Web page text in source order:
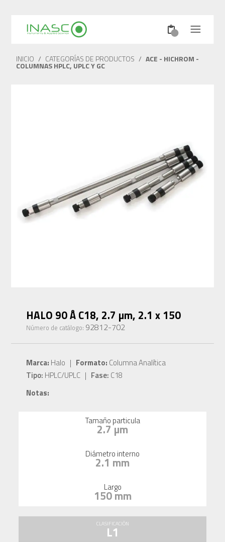
INICIO / CATEGORÍAS DE PRODUCTOS / ACE - HICHROM -
COLUMNAS HPLC, UPLC Y GC
HALO 90 Å C18, 2.7 µm, 2.1 x 150
Número de catálogo: 92812-702
Marca: Halo | Formato: Columna Analítica
Tipo: HPLC/UPLC | Fase: C18
Notas:
Tamaño particula
2.7 µm
Diámetro interno
2.1 mm
Largo
150 mm
CLASIFICACIÓN
L1